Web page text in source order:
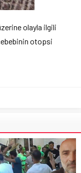
olayla ilgili
otopsi